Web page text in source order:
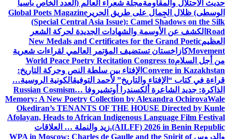
حديث الاحتلال والمقاومةمجلة شعراء العالم (العدد الخاص بآسيا
الوسطى) ظلال الجِمال على طريق الحرير Global Poets Magazine
(Special Central Asia Issue): Camel Shadows on the Silk
Road الكشف عن الأوسمة والشهادات الجديدة لحركة الشعر
العظيمNew Medals and Certificates for the Grand Poetic
Movementكازاخستان تستضيف المؤتمر العالمي لقراءات شعرية
من أجل السلامWorld Peace Poetry Recitation Congress to
Convene in Kazakhstan الإفتاء بين سلطة النص وحركة التاريخ:
قراءة في كتاب “الإفتاء والتاريخ” لأحمد التوفيقالكونية الروسية…
الذاكرة: جديد الشاعرة ألكسندرا أوتشيروفا Russian Cosmism…
Memory: A New Poetry Collection by Alexandra OchirovaWale
Okediran’s TENANTS OF THE HOUSE Directed by Kunle
Afolayan, Heads to African Indigenous Language Film Festival
(AILFF) 2026 in Benin Republic. زيد والنملة … العلاقات
والدروسWPA in Moscow: Charles de Gaulle and the Spirit of